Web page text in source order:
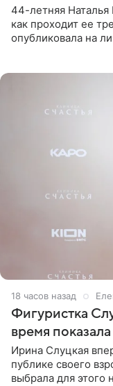
44-летняя Наталья
как проходит ее
опубликовала на
18 часов назад
Фигуристка
время
Ирина Слуцкая
публике своего
выбрала для